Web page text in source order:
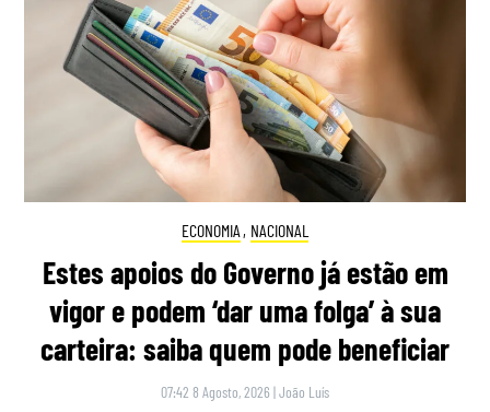
ECONOMIA , NACIONAL
Estes apoios do Governo já estão em
vigor e podem ‘dar uma folga’ à sua
carteira: saiba quem pode beneficiar
07:42 8 Agosto, 2026 |João Luís